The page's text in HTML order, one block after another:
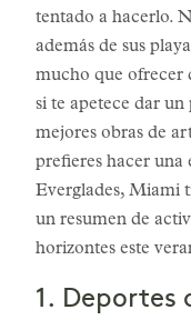
tentado a hacerlo.
además de sus
mucho que ofrecer
si te apetece dar un
mejores obras de
prefieres hacer una
Everglades, Miami
un resumen de
horizontes este
1. Deportes